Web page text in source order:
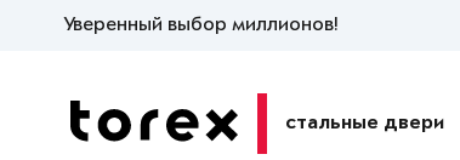
Уверенный выбор миллионов!
стальные двери